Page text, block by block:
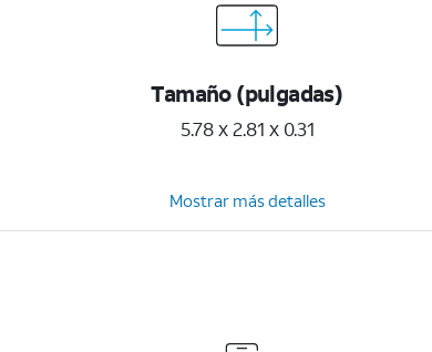
Tamaño (pulgadas)
5.78 x 2.81 x 0.31
Mostrar más detalles